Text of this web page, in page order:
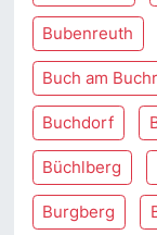
Bubenreuth
Buch am
Buchdorf
Büchlberg
Burgberg